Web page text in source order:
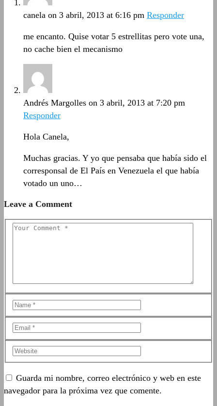
canela on 3 abril, 2013 at 6:16 pm Responder
me encanto. Quise votar 5 estrellitas pero vote una,
no cache bien el mecanismo
Andrés Margolles on 3 abril, 2013 at 7:20 pm
Responder
Hola Canela,
Muchas gracias. Y yo que pensaba que había sido el
corresponsal de El País en Venezuela el que había
votado un uno…
Leave a Comment
Guarda mi nombre, correo electrónico y web en este
navegador para la próxima vez que comente.